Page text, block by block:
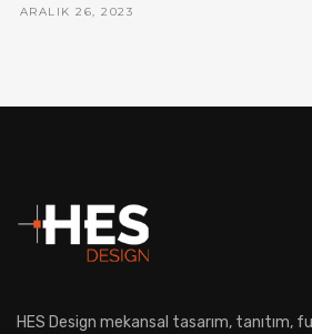
ARALIK 26, 2023
HES Design mekansal tasarım, tanıtım,